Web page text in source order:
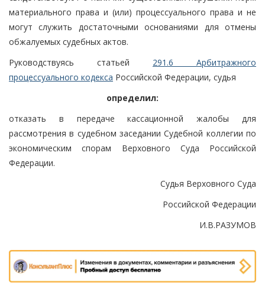
материального права и (или) процессуального права и не
могут служить достаточными основаниями для отмены
обжалуемых судебных актов.
Руководствуясь статьей 291.6 Арбитражного
процессуального кодекса Российской Федерации, судья
определил:
отказать в передаче кассационной жалобы для
рассмотрения в судебном заседании Судебной коллегии по
экономическим спорам Верховного Суда Российской
Федерации.
Судья Верховного Суда
Российской Федерации
И.В.РАЗУМОВ